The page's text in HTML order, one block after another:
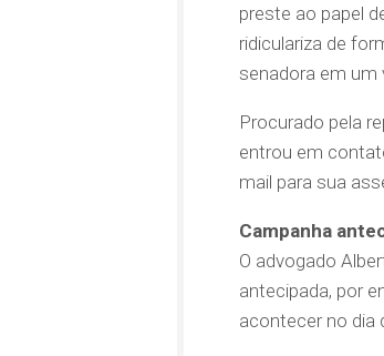
preste ao papel
ridiculariza de
senadora em um
Procurado pela
entrou em
mail para sua
Campanha
O advogado
antecipada, por
acontecer no dia